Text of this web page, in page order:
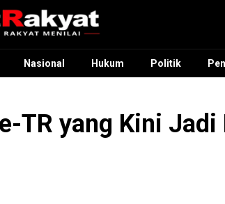
Nasional Hukum Politik
TR yang Kini